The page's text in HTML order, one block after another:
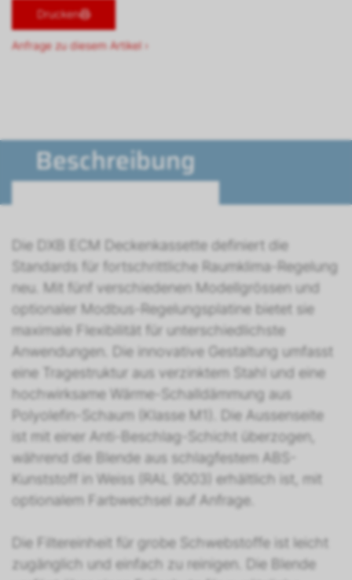
Drucken
Anfrage zu diesem Artikel ›
Beschreibung
Die DXB ECM Deckenkassette definiert die
Standards für fortschrittliche Raumklima-Regelung
neu. Mit fünf verschiedenen Modellgrössen und
optionaler Modbus-Regelungsplatine bietet sie
maximale Flexibilität für unterschiedlichste
Anwendungen. Die innovative Gestaltung umfasst
eine Tragestruktur aus verzinktem Stahl und eine
hochwirksame Wärme-Schalldämmung aus
Polyolefin-Schaum (Klasse M1). Die Aussenseite
ist mit einer Anti-Beschlag-Schicht überzogen,
während die Blende aus schlagfestem ABS-
Kunststoff in Weiss (RAL 9003) erhältlich ist, mit
optionalem Farbwechsel auf Anfrage.
Die Filtereinheit für grobe Schwebstoffe ist leicht
zugänglich und einfach zu reinigen. Die Blende